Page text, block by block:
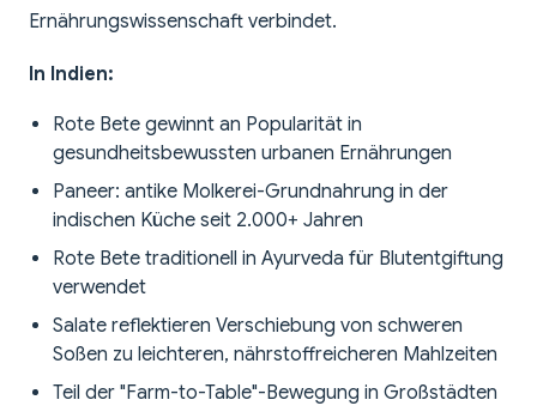
Ernährungswissenschaft verbindet.
In Indien:
Rote Bete gewinnt an Popularität in
gesundheitsbewussten urbanen Ernährungen
Paneer: antike Molkerei-Grundnahrung in der
indischen Küche seit 2.000+ Jahren
Rote Bete traditionell in Ayurveda für Blutentgiftung
verwendet
Salate reflektieren Verschiebung von schweren
Soßen zu leichteren, nährstoffreicheren Mahlzeiten
Teil der "Farm-to-Table"-Bewegung in Großstädten